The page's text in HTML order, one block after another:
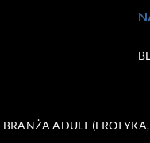
BRANŻA ADULT